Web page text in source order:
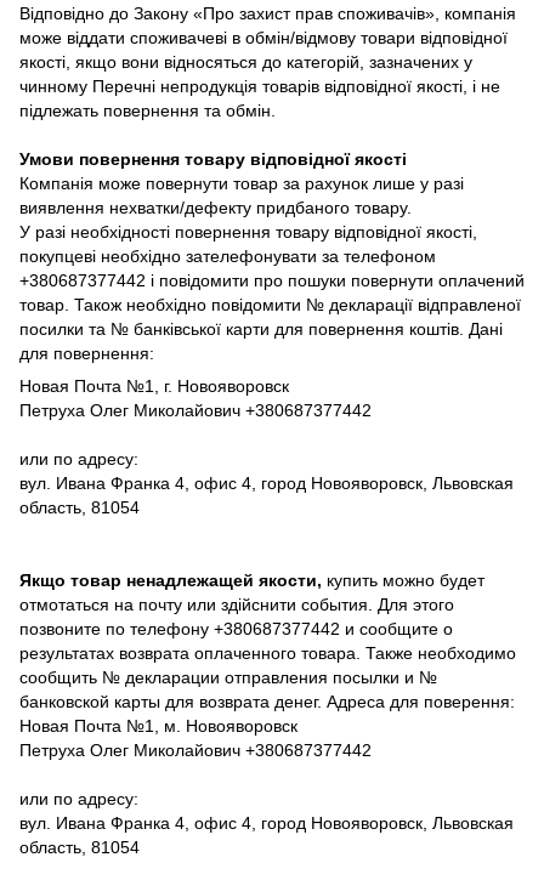
Відповідно до Закону «Про захист прав споживачів», компанія
може віддати споживачеві в обмін/відмову товари відповідної
якості, якщо вони відносяться до категорій, зазначених у
чинному Перечні непродукція товарів відповідної якості, і не
підлежать повернення та обмін.
Умови повернення товару відповідної якості
Компанія може повернути товар за рахунок лише у разі
виявлення нехватки/дефекту придбаного товару.
У разі необхідності повернення товару відповідної якості,
покупцеві необхідно зателефонувати за телефоном
+380687377442 і повідомити про пошуки повернути оплачений
товар. Також необхідно повідомити № декларації відправленої
посилки та № банківської карти для повернення коштів. Дані
для повернення:
Новая Почта №1, г. Новояворовск
Петруха Олег Миколайович +380687377442
или по адресу:
вул. Ивана Франка 4, офис 4, город Новояворовск, Львовская
область, 81054
Якщо товар ненадлежащей якости, купить можно будет
отмотаться на почту или здійснити события. Для этого
позвоните по телефону +380687377442 и сообщите о
результатах возврата оплаченного товара. Также необходимо
сообщить № декларации отправления посылки и №
банковской карты для возврата денег. Адреса для поверення:
Новая Почта №1, м. Новояворовск
Петруха Олег Миколайович +380687377442
или по адресу:
вул. Ивана Франка 4, офис 4, город Новояворовск, Львовская
область, 81054